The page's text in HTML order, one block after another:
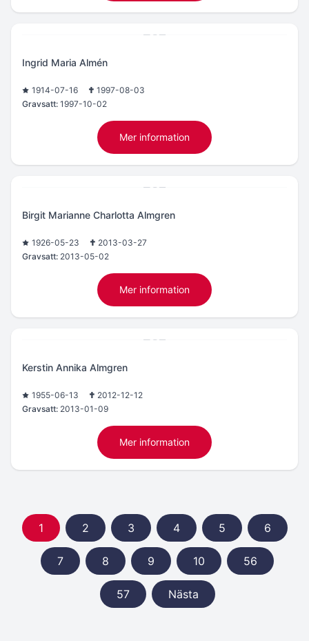
Ingrid Maria Almén
1914-07-16
1997-08-03
Gravsatt: 1997-10-02
Mer information
Birgit Marianne Charlotta Almgren
1926-05-23
2013-03-27
Gravsatt: 2013-05-02
Mer information
Kerstin Annika Almgren
1955-06-13
2012-12-12
Gravsatt: 2013-01-09
Mer information
1 2 3 4 5 6
7 8 9 10 56
57 Nästa